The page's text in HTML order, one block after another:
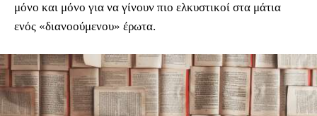
μόνο και μόνο για να γίνουν πιο ελκυστικοί στα μάτια
ενός «διανοούμενου» έρωτα.